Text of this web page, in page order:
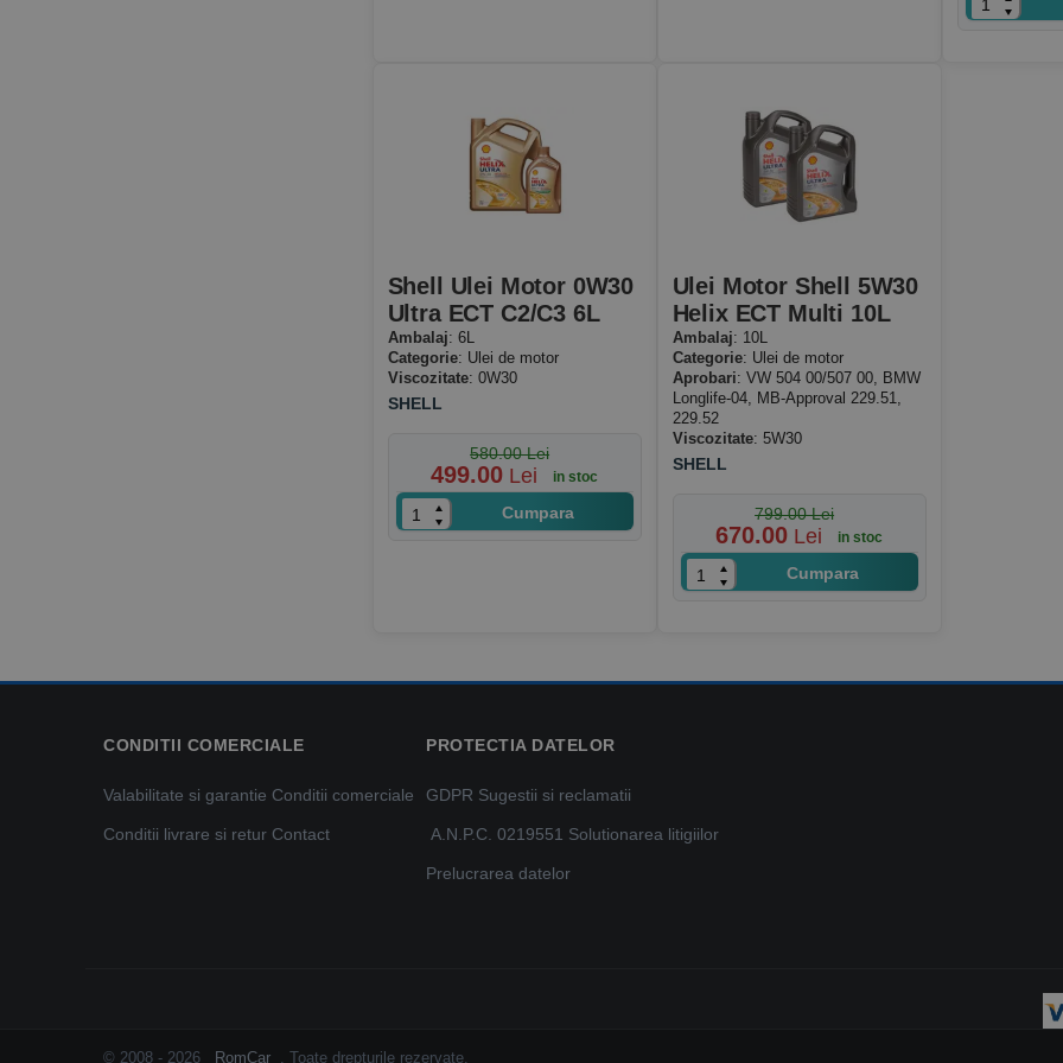
Shell Ulei Motor 0W30
Ultra ECT C2/C3 6L
Ambalaj: 6L
Categorie: Ulei de motor
Viscozitate: 0W30
SHELL
580.00 Lei
499.00 Lei in stoc
Cumpara
Ulei Motor Shell 5W30
Helix ECT Multi 10L
Ambalaj: 10L
Categorie: Ulei de motor
Aprobari: VW 504 00/507 00, BMW
Longlife-04, MB-Approval 229.51,
229.52
Viscozitate: 5W30
SHELL
799.00 Lei
670.00 Lei in stoc
Cumpara
CONDITII COMERCIALE
Valabilitate si garantie Conditii comerciale
Conditii livrare si retur Contact
PROTECTIA DATELOR
GDPR Sugestii si reclamatii
A.N.P.C. 0219551 Solutionarea litigiilor
Prelucrarea datelor
© 2008 - 2026 RomCar . Toate drepturile rezervate.